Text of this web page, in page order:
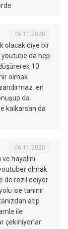
06.11.2020
olacak diye bir
youtube'da hep
10
olmak
en
da
kalkarsan da
06.11.2020
ve hayalini
olmak
de rezil ediyor
ise tanınır
atıp
ile
çekiniyorlar